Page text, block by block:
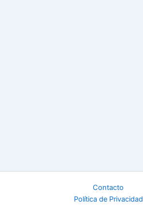
Contacto
Política de Privacidad